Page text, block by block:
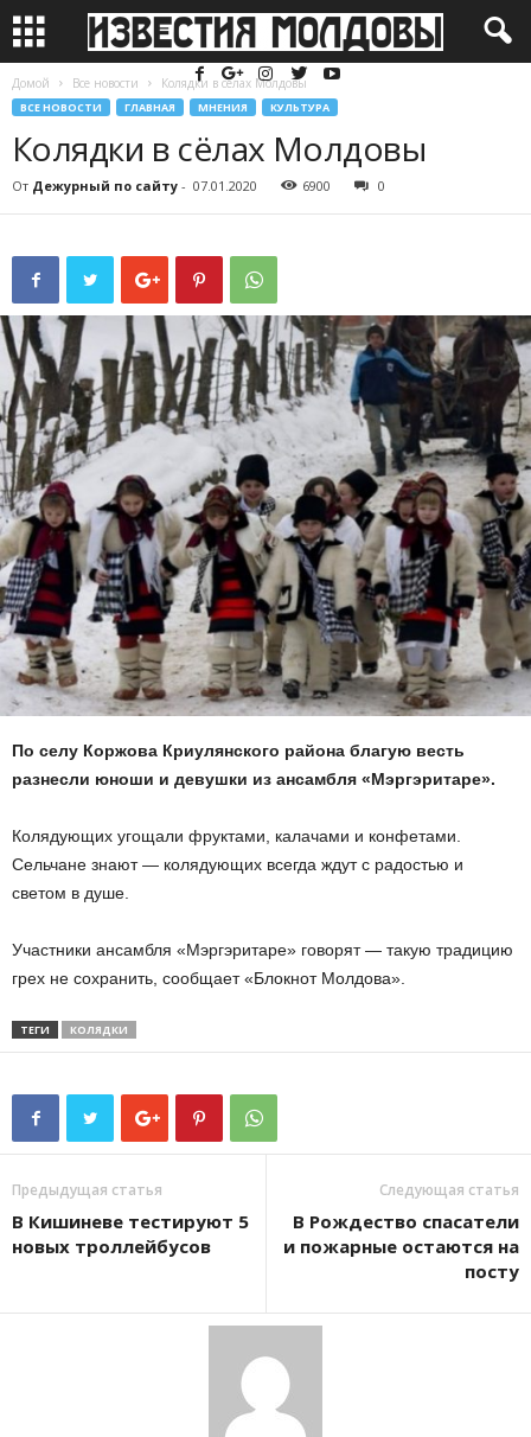
Домой Все новости Колядки в сёлах Молдовы
ВСЕ НОВОСТИ ГЛАВНАЯ МНЕНИЯ КУЛЬТУРА
Колядки в сёлах Молдовы
От Дежурный по сайту - 07.01.2020 6900 0
По селу Коржова Криулянского района благую весть
разнесли юноши и девушки из ансамбля «Мэргэритаре».
Колядующих угощали фруктами, калачами и конфетами.
Сельчане знают — колядующих всегда ждут с радостью и
светом в душе.
Участники ансамбля «Мэргэритаре» говорят — такую традицию
грех не сохранить, сообщает «Блокнот Молдова».
ТЕГИ КОЛЯДКИ
Предыдущая статья
В Кишиневе тестируют 5
новых троллейбусов
Следующая статья
В Рождество спасатели
и пожарные остаются на
посту